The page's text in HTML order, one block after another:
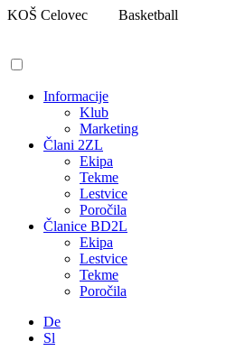
Pojdi
KOŠ Celovec Basketball
Informacije
Klub
Marketing
Člani 2ZL
Ekipa
Tekme
Lestvice
Poročila
Članice BD2L
Ekipa
Lestvice
Tekme
Poročila
De
Sl